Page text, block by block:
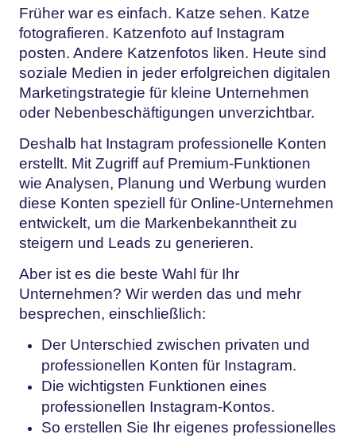
Früher war es einfach. Katze sehen. Katze
fotografieren. Katzenfoto auf Instagram
posten. Andere Katzenfotos liken. Heute sind
soziale Medien in jeder erfolgreichen digitalen
Marketingstrategie für kleine Unternehmen
oder Nebenbeschäftigungen unverzichtbar.
Deshalb hat Instagram professionelle Konten
erstellt. Mit Zugriff auf Premium-Funktionen
wie Analysen, Planung und Werbung wurden
diese Konten speziell für Online-Unternehmen
entwickelt, um die Markenbekanntheit zu
steigern und Leads zu generieren.
Aber ist es die beste Wahl für Ihr
Unternehmen? Wir werden das und mehr
besprechen, einschließlich:
Der Unterschied zwischen privaten und
professionellen Konten für Instagram.
Die wichtigsten Funktionen eines
professionellen Instagram-Kontos.
So erstellen Sie Ihr eigenes professionelles